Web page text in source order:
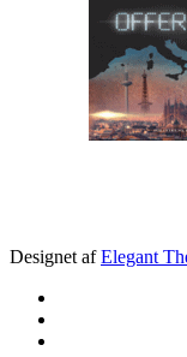
Designet afElegant